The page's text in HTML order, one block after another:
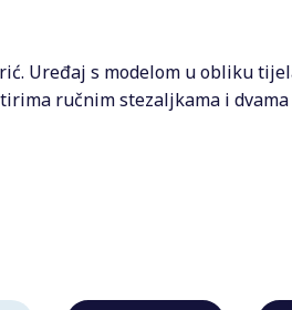
Uređaj s modelom u obliku
ručnim stezaljkama i dvama